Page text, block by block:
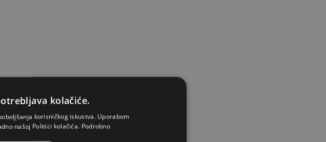
kolačiće.
korisničkog iskustva. Uporabom
našoj Politici kolačića. Podrobno